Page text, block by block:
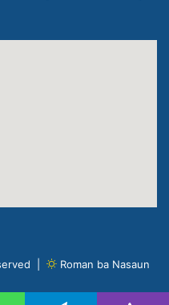
| Roman ba Nasaun